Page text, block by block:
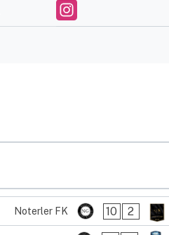
Noterler FK 10 2